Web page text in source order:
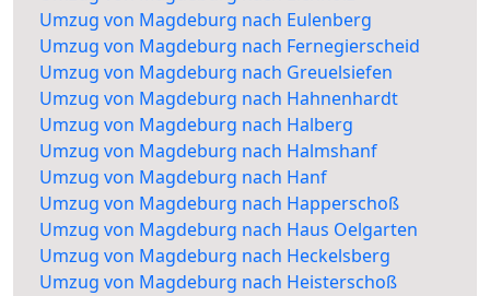
Umzug von Magdeburg nach Eulenberg
Umzug von Magdeburg nach Fernegierscheid
Umzug von Magdeburg nach Greuelsiefen
Umzug von Magdeburg nach Hahnenhardt
Umzug von Magdeburg nach Halberg
Umzug von Magdeburg nach Halmshanf
Umzug von Magdeburg nach Hanf
Umzug von Magdeburg nach Happerschoß
Umzug von Magdeburg nach Haus Oelgarten
Umzug von Magdeburg nach Heckelsberg
Umzug von Magdeburg nach Heisterschoß